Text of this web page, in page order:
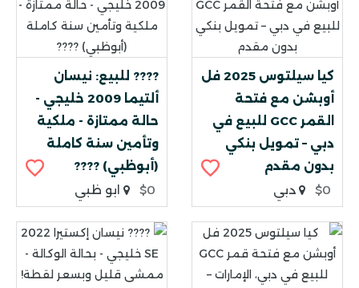
كيا سيلتوس 2025 فل
أوبشن مع فتحة
القمر GCC للبيع في
دبي – تمويل بنكي
بدون مقدم
$0
دبي
???? للبيع: نيسان
ألتيما 2009 خليجي -
حالة ممتازة - ملكية
وتأمين سنة كاملة
(أبوظبي) ????
$0
ابو ظبي